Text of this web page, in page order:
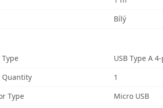
Bílý
USB Type A
Quantity
1
Type
Micro USB